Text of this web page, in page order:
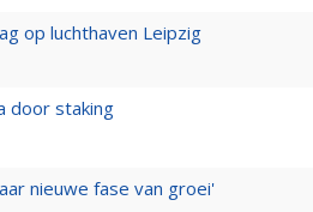
op luchthaven Leipzig
door staking
nieuwe fase van groei'